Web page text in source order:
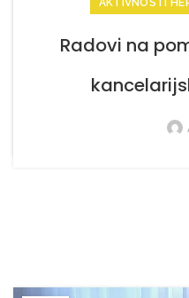
Radovi na